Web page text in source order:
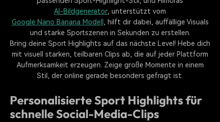
AI-Bildgenerator , unterstützt vom
Google Nano Banana Modell
, hilft dir dabei, auffällige Visuals
und starke Sportszenen in Sekunden zu erstellen.
Bring deine Sport Highlights auf das nächste Level! Hebe dich
mit visuell starken, teilbaren Clips ab, die auf jeder Plattform
Aufmerksamkeit erzeugen. Zeige große Momente in einem
Stil, der online gerade besonders gefragt ist.
Personalisierte Sport Highlights für
schnelle Social-Media-Clips